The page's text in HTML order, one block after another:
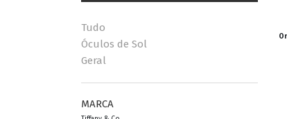
MASCULINO
POR ESTILO
Tudo
Óculos de Sol
Geral
MARCA